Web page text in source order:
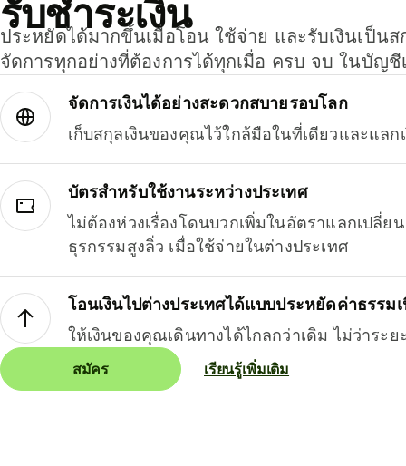
รับชำระเงิน
ประหยัดได้มากขึ้นเมื่อโอน ใช้จ่าย และรับเงินเป็น
จัดการทุกอย่างที่ต้องการได้ทุกเมื่อ ครบ จบ ในบัญชี
จัดการเงินได้อย่างสะดวกสบายรอบโลก
เก็บสกุลเงินของคุณไว้ใกล้มือในที่เดียวและแลก
บัตรสำหรับใช้งานระหว่างประเทศ
ไม่ต้องห่วงเรื่องโดนบวกเพิ่มในอัตราแลกเปลี่ย
ธุรกรรมสูงลิ่ว เมื่อใช้จ่ายในต่างประเทศ
โอนเงินไปต่างประเทศได้แบบประหยัดค่าธรรม
ให้เงินของคุณเดินทางได้ไกลกว่าเดิม ไม่ว่าระย
สมัคร เรียนรู้เพิ่มเติม